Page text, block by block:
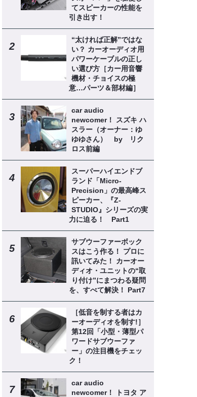
てスピーカーの性能を
引き出す！
“太ければ正解”ではな
い？ カーオーディオ用
パワーケーブルの正し
い選び方［カー用音響
機材・チョイスの極
意…パーツ＆部材編］
car audio
newcomer！ スズキ ハ
スラー（オーナー：ゆ
ゆゆさん） by リク
ロス前編
スーパーハイエンドブ
ランド「Micro-
Precision」の最高峰ス
ピーカー、『Z-
STUDIO』シリーズの実
力に迫る！ Part1
サブウーファーボック
スはこう作る！ プロに
訊いてみた！ カーオー
ディオ・ユニットの“取
り付け”にまつわる疑問
を、すべて解決！ Part7
［低音を制する者はカ
ーオーディオを制す!］
第12回「小型・薄型パ
ワードサブウーファ
ー」の注目機をチェッ
ク！
car audio
newcomer！ トヨタ ア